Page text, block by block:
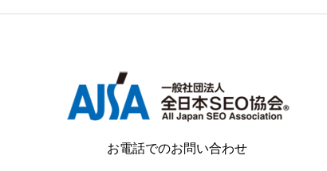
お電話でのお問い合わせ